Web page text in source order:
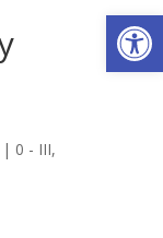
0 - III,